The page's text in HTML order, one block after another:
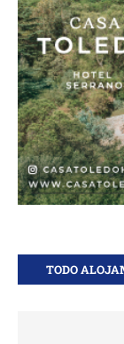
TODO